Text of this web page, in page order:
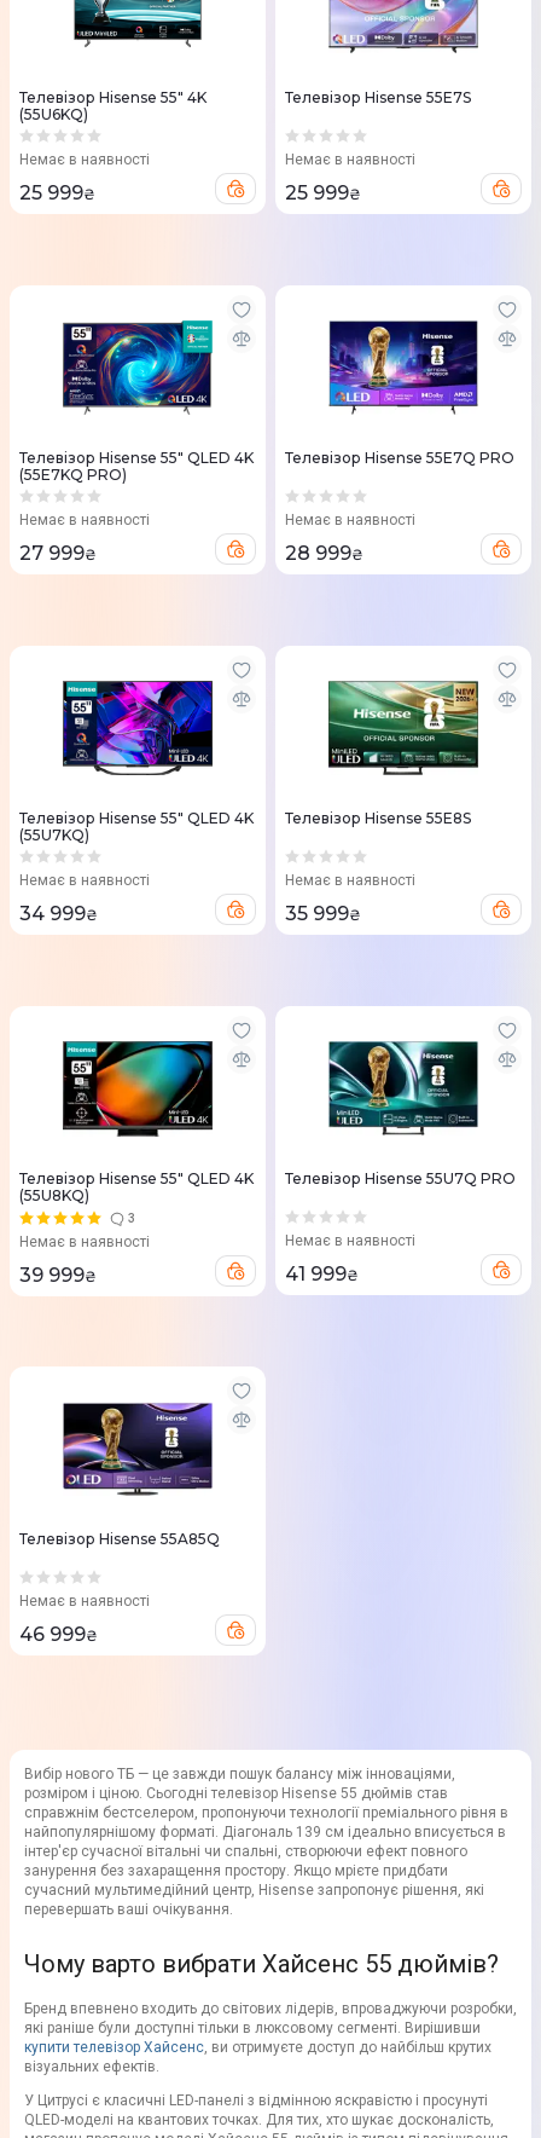
Телевізор Hisense 55" 4K
(55U6KQ)
Немає в наявності
25 999₴
Телевізор Hisense 55E7S
Немає в наявності
25 999₴
Телевізор Hisense 55" QLED 4K
(55E7KQ PRO)
Немає в наявності
27 999₴
Телевізор Hisense 55E7Q PRO
Немає в наявності
28 999₴
Телевізор Hisense 55" QLED 4K
(55U7KQ)
Немає в наявності
34 999₴
Телевізор Hisense 55E8S
Немає в наявності
35 999₴
Телевізор Hisense 55" QLED 4K
(55U8KQ)
3
Немає в наявності
39 999₴
Телевізор Hisense 55U7Q PRO
Немає в наявності
41 999₴
Телевізор Hisense 55A85Q
Немає в наявності
46 999₴
Вибір нового ТБ — це завжди пошук балансу між інноваціями,
розміром і ціною. Сьогодні телевізор Hisense 55 дюймів став
справжнім бестселером, пропонуючи технології преміального рівня в
найпопулярнішому форматі. Діагональ 139 см ідеально вписується в
інтер'єр сучасної вітальні чи спальні, створюючи ефект повного
занурення без захаращення простору. Якщо мрієте придбати
сучасний мультимедійний центр, Hisense запропонує рішення, які
перевершать ваші очікування.
Чому варто вибрати Хайсенс 55 дюймів?
Бренд впевнено входить до світових лідерів, впроваджуючи розробки,
які раніше були доступні тільки в люксовому сегменті. Вирішивши
купити телевізор Хайсенс, ви отримуєте доступ до найбільш крутих
візуальних ефектів.
У Цитрусі є класичні LED-панелі з відмінною яскравістю і просунуті
QLED-моделі на квантових точках. Для тих, хто шукає досконалість,